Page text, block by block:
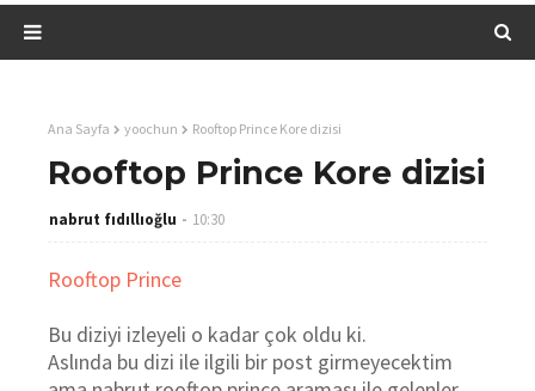
Ana Sayfa yoochun Rooftop Prince Kore dizisi
Rooftop Prince Kore dizisi
nabrut fıdıllıoğlu 10:30
Rooftop Prince
Bu diziyi izleyeli o kadar çok oldu ki.
Aslında bu dizi ile ilgili bir post girmeyecektim